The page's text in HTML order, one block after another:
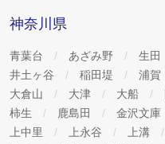
神奈川県
青葉台 あざみ野 生田
井土ヶ谷
稲田堤 浦賀
大倉山
大津 大船
柿生
鹿島田 金沢文庫
上中里
上永谷 上溝